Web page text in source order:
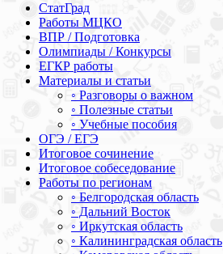
СтатГрад
Работы МЦКО
ВПР / Подготовка
Олимпиады / Конкурсы
ЕГКР работы
Материалы и статьи
◦ Разговоры о важном
◦ Полезные статьи
◦ Учебные пособия
ОГЭ / ЕГЭ
Итоговое сочинение
Итоговое собеседование
Работы по регионам
◦ Белгородская область
◦ Дальний Восток
◦ Иркутская область
◦ Калининградская область